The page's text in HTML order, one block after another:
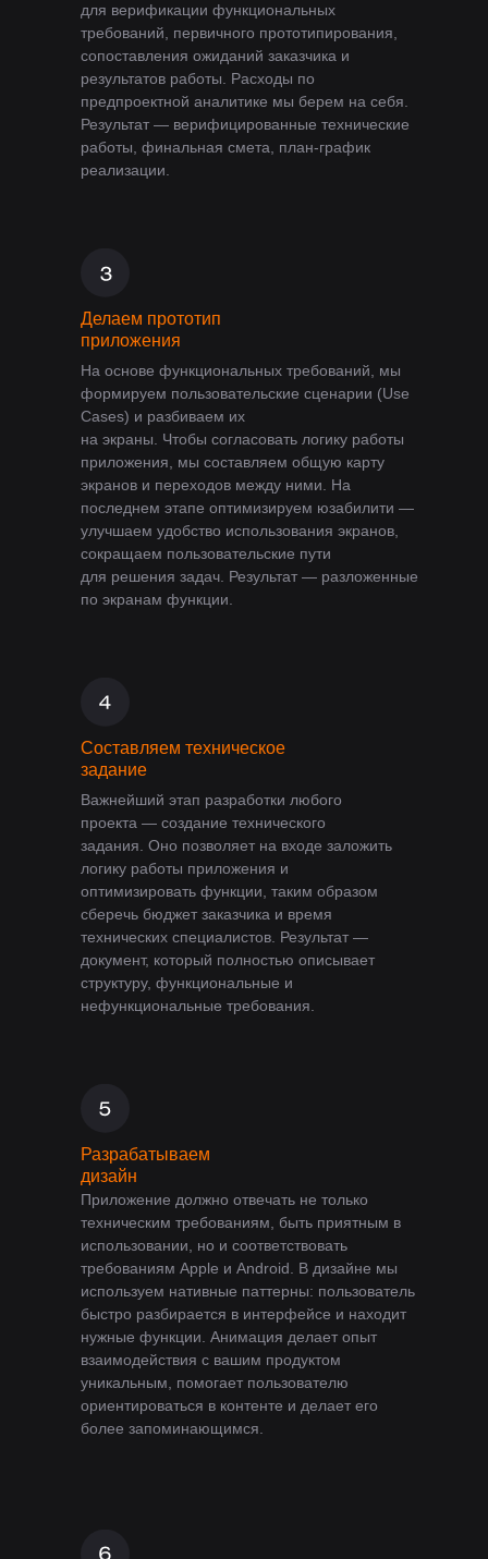
для верификации функциональных
требований, первичного прототипирования,
сопоставления ожиданий заказчика и
результатов работы. Расходы по
предпроектной аналитике мы берем на себя.
Результат — верифицированные технические
работы, финальная смета, план-график
реализации.
Составляем техническое
задание
Важнейший этап разработки любого
проекта — создание технического
задания. Оно позволяет на входе заложить
логику работы приложения и
оптимизировать функции, таким образом
сберечь бюджет заказчика и время
технических специалистов. Результат —
документ, который полностью описывает
структуру, функциональные и
нефункциональные требования.
Разрабатываем
дизайн
Приложение должно отвечать не только
техническим требованиям, быть приятным в
использовании, но и соответствовать
требованиям Apple и Android. В дизайне мы
используем нативные паттерны: пользователь
быстро разбирается в интерфейсе и находит
нужные функции. Анимация делает опыт
взаимодействия с вашим продуктом
уникальным, помогает пользователю
ориентироваться в контенте и делает его
более запоминающимся.
Делаем прототип
приложения
На основе функциональных требований, мы
формируем пользовательские сценарии (Use
Cases) и разбиваем их
на экраны. Чтобы согласовать логику работы
приложения, мы составляем общую карту
экранов и переходов между ними. На
последнем этапе оптимизируем юзабилити —
улучшаем удобство использования экранов,
сокращаем пользовательские пути
для решения задач. Результат — разложенные
по экранам функции.